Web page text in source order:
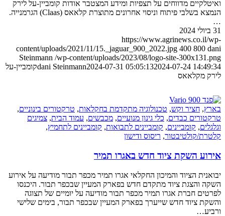
מדווחים על תצפיות ומידע המצטבר אודות קומביין-על לירק
הנמצא בשלבי פיתוח וניסוי אחרונים מתוצרת קלאאס (Claas) הגרמנייה.
https://
content/uploads/2021/11/15._jaguar_900_2022.jpg 400 800
Steinmann /wp-content/uploads/2023/08/logo-site-
dani Steinmann2024-07-31 05:05:132024-07-24
קומביין-על
מקלאאס
,חציר וקש, טכנולוגיה מתקדמת בחקלאות,טרקטורים בינוניים,
כבדים,כלי גינון מנועיים,מכבשים,עמוד הבית ,צמיגים
,קומביינים,קומביינים לתבואות,קומביינים לתחמיץ,
קולטיבטור,ריסוס ודישון
השקת ציוד חדש באגרו תמיר
הציוד והמיכון החקלאי אגרו תמיר מכפר תבור מודיעה על אירוע
והצגת ציוד מתקדם חדש בפארק המעיין שבכפר תבור. היכנסו
חברת אגרו תמיר מכפר תבור מודיעה על יומיים של תצוגה
ציוד חדש שייערך בפארק המעיין שבכפר תבור, בימים שלישי